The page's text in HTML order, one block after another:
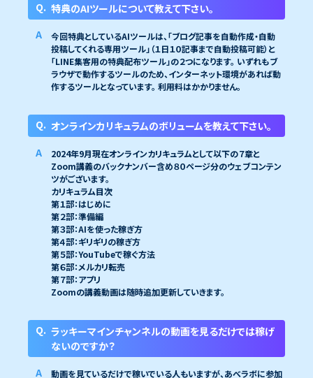
特典のAIツールについて教えて下さい。
今回特典としているAIツールは、「ブログ記事を自動作成・自動
投稿してくれる専用ツール」（１日１０記事まで自動投稿可能）と
「LINE集客用の特典配布ツール」の２つになります。 いずれもブ
ラウザで動作するツールのため、インターネット環境があれば動
作するツールとなっています。 利用料はかかりません。
オンラインカリキュラムのボリュームを教えて下さい。
2024年9月現在オンラインカリキュラムとして以下の７章と
Zoom講義のバックナンバー含め８０ページ分のウェブコンテン
ツがございます。
カリキュラム目次
第１部：はじめに
第２部：準備編
第３部：AIを使った稼ぎ方
第４部：ギリギリの稼ぎ方
第５部：YouTubeで稼ぐ方法
第６部：メルカリ転売
第７部：アプリ
Zoomの講義動画は随時追加更新していきます。
ラッキーマインチャンネルの動画を見るだけでは稼げ
ないのですか？
動画を見ているだけで稼いでいる人もいますが、あべラボに参加